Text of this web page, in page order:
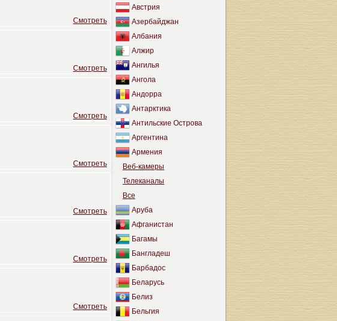
Австрия
Азербайджан
Албания
Алжир
Ангилья
Ангола
Андорра
Антарктика
Антильские Острова
Аргентина
Армения
Веб-камеры
Телеканалы
Все
Аруба
Афганистан
Багамы
Бангладеш
Барбадос
Беларусь
Белиз
Бельгия
Cмотреть
Cмотреть
Cмотреть
Cмотреть
Cмотреть
Cмотреть
Cмотреть